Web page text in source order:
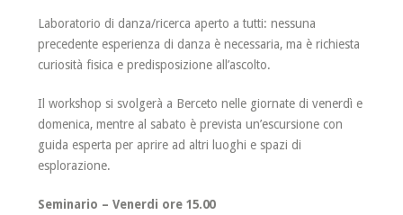
Laboratorio di danza/ricerca aperto a tutti: nessuna
precedente esperienza di danza è necessaria, ma è richiesta
curiosità fisica e predisposizione all’ascolto.
Il workshop si svolgerà a Berceto nelle giornate di venerdì e
domenica, mentre al sabato è prevista un’escursione con
guida esperta per aprire ad altri luoghi e spazi di
esplorazione.
Seminario – Venerdi ore 15.00